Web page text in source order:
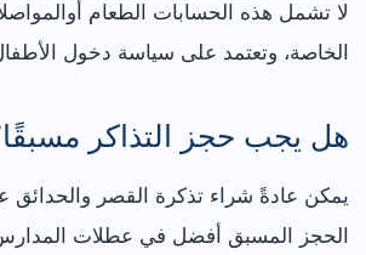
لا تشمل هذه الحسابات الطعام
الخاصة، وتعتمد على سياسة دخول
هل يجب حجز التذاكر
يمكن عادةً شراء تذكرة القصر والحدائق
الحجز المسبق أفضل في عطلات